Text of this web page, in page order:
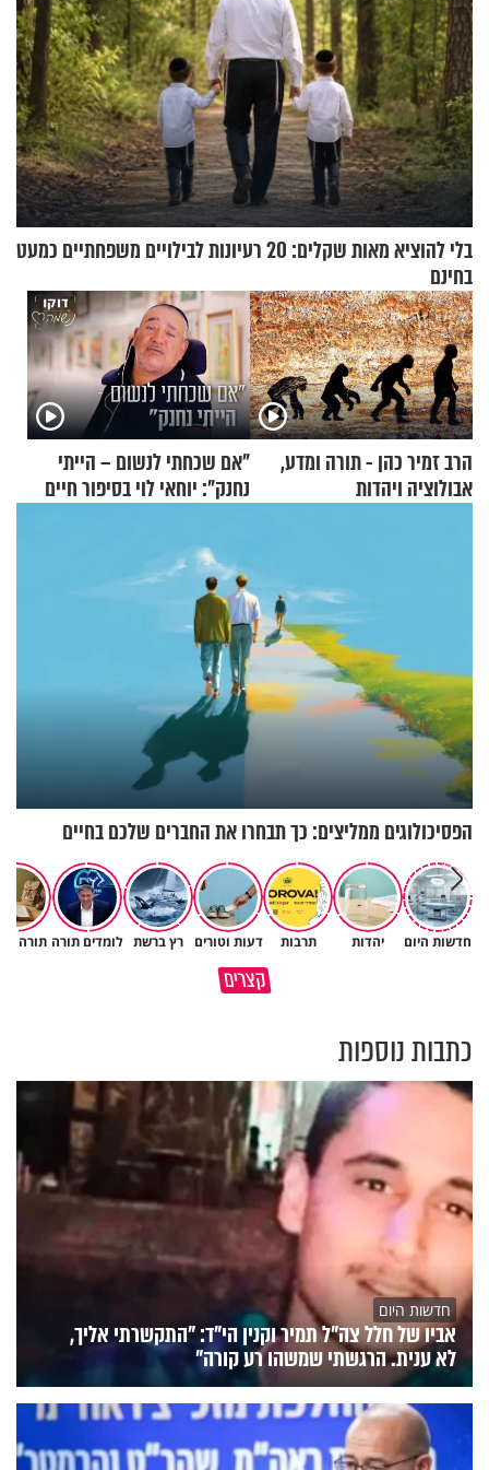
בלי להוציא מאות שקלים: 20 רעיונות לבילויים משפחתיים כמעט
בחינם
הרב זמיר כהן - תורה ומדע,
אבולוציה ויהדות
"אם שכחתי לנשום – הייתי
נחנק": יוחאי לוי בסיפור חיים
הפסיכולוגים ממליצים: כך תבחרו את החברים שלכם בחיים
חדשות היום יהדות תרבות דעות וטורים רץ ברשת לומדים תורה תורה
קצרים
האם אפשר להפוך קללה לברכה?
תהיו אהרון הכהן - תשכינו שלום
כתבות נוספות
חדשות היום
אביו של חלל צה"ל תמיר וקנין הי"ד: "התקשרתי אליך,
לא ענית. הרגשתי שמשהו רע קורה"